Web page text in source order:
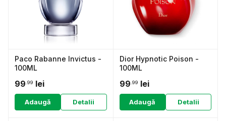
Paco Rabanne Invictus -
100ML
99 .99 lei
Adaugă Detalii
Dior Hypnotic Poison -
100ML
99 .99 lei
Adaugă Detalii